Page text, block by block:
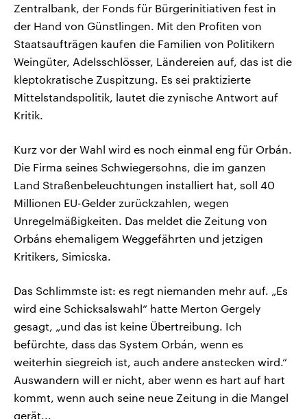
Zentralbank, der Fonds für Bürgerinitiativen fest in
der Hand von Günstlingen. Mit den Profiten von
Staatsaufträgen kaufen die Familien von Politikern
Weingüter, Adelsschlösser, Ländereien auf, das ist die
kleptokratische Zuspitzung. Es sei praktizierte
Mittelstandspolitik, lautet die zynische Antwort auf
Kritik.
Kurz vor der Wahl wird es noch einmal eng für Orbán.
Die Firma seines Schwiegersohns, die im ganzen
Land Straßenbeleuchtungen installiert hat, soll 40
Millionen EU-Gelder zurückzahlen, wegen
Unregelmäßigkeiten. Das meldet die Zeitung von
Orbáns ehemaligem Weggefährten und jetzigen
Kritikers, Simicska.
Das Schlimmste ist: es regt niemanden mehr auf. „Es
wird eine Schicksalswahl“ hatte Merton Gergely
gesagt, „und das ist keine Übertreibung. Ich
befürchte, dass das System Orbán, wenn es
weiterhin siegreich ist, auch andere anstecken wird.“
Auswandern will er nicht, aber wenn es hart auf hart
kommt, wenn auch seine neue Zeitung in die Mangel
gerät...